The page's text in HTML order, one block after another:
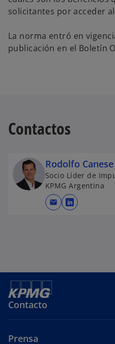
solicitantes por acceder
La norma entró en
publicación en el Boletín
Contactos
Rodolfo
Socio Líder de
KPMG Argentina
mail
s
n
Contacto
Prensa